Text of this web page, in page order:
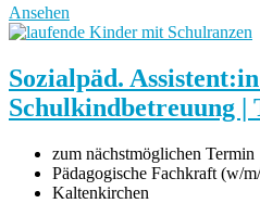
Ansehen
Sozialpäd.
Schulkindbetreuung |
zum nächstmöglichen Termin
Pädagogische Fachkraft (w/
Kaltenkirchen